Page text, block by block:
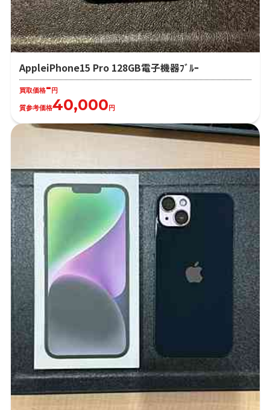
AppleiPhone15 Pro 128GB電子機器ﾌﾞﾙｰ
買取価格- 円
質参考価格40,000 円